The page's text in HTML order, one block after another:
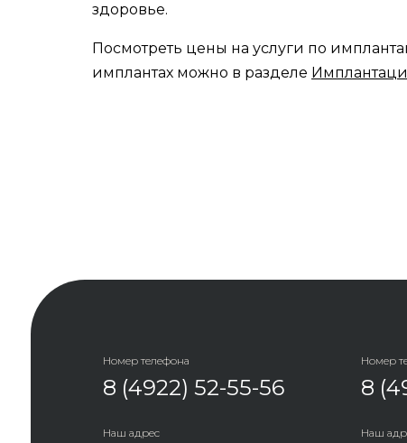
здоровье.
Посмотреть цены на услуги по
имплантах можно в разделе
Номер телефона
8 (4922) 52-55-56
Наш адрес
Номер
8
Наш